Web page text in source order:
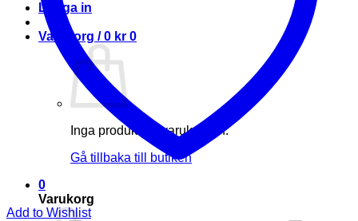
Logga in
Varukorg /0 kr 0
Inga produkter i varukorgen.
Gå tillbaka till butiken
0
Varukorg
Add to Wishlist